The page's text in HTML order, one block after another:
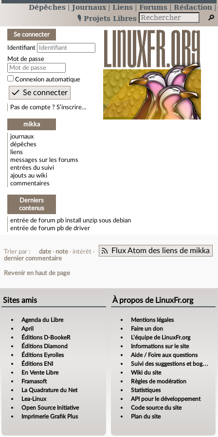
Dépêches Journaux Liens Forums
Rédaction
🎙️ Projets Libres
Se connecter
Identifiant
Mot de passe
Connexion automatique
Pas de compte ? S’inscrire…
mikka
journaux
dépêches
liens
messages sur les forums
entrées du suivi
ajouts au wiki
commentaires
Derniers
contenus
entrée de forum pb install unzip sous debian
entrée de forum pb de driver
Flux Atom des liens de mikka
Trier par : date note
intérêt
dernier commentaire
Revenir en haut de page
Sites amis
Agenda du Libre
April
Éditions D-BookeR
Éditions Diamond
Éditions Eyrolles
Éditions ENI
En Vente Libre
Framasoft
La Quadrature du Net
Lea-Linux
Open Source Initiative
Imprimerie Grafik Plus
À propos de LinuxFr.org
Mentions légales
Faire un don
L’équipe de LinuxFr.org
Informations sur le site
Aide / Foire aux questions
Suivi des suggestions et bogues
Wiki du site
Règles de modération
Statistiques
API pour le développement
Code source du site
Plan du site